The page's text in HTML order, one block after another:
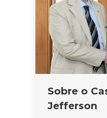
Sobre o
Jefferson